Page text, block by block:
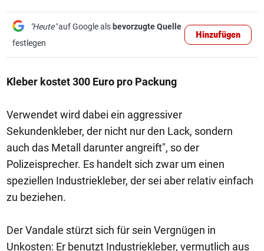
"Heute"auf Google als bevorzugte Quelle
festlegen
Hinzufügen
Kleber kostet 300 Euro pro Packung
Verwendet wird dabei ein aggressiver
Sekundenkleber, der nicht nur den Lack, sondern
auch das Metall darunter angreift", so der
Polizeisprecher. Es handelt sich zwar um einen
speziellen Industriekleber, der sei aber relativ einfach
zu beziehen.
Der Vandale stürzt sich für sein Vergnügen in
Unkosten: Er benutzt Industriekleber, vermutlich aus